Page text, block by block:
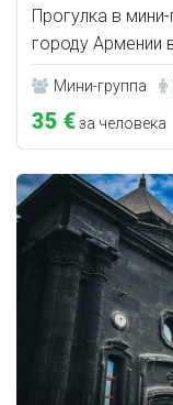
Прогулка в
городу Армении
Мини-группа
35 €за человека